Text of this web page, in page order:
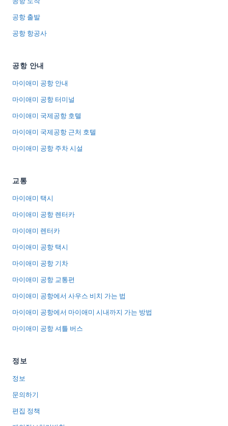
공항 출발
공항 항공사
공항 안내
마이애미 공항 안내
마이애미 공항 터미널
마이애미 국제공항 호텔
마이애미 국제공항 근처 호텔
마이애미 공항 주차 시설
교통
마이애미 택시
마이애미 공항 렌터카
마이애미 렌터카
마이애미 공항 택시
마이애미 공항 기차
마이애미 공항 교통편
마이애미 공항에서 사우스 비치 가는 법
마이애미 공항에서 마이애미 시내까지 가는 방법
마이애미 공항 셔틀 버스
정보
정보
문의하기
편집 정책